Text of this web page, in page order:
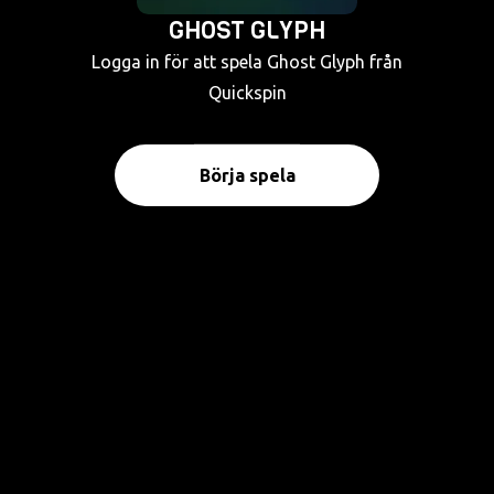
GHOST GLYPH
Logga in för att spela Ghost Glyph från
Quickspin
Börja spela